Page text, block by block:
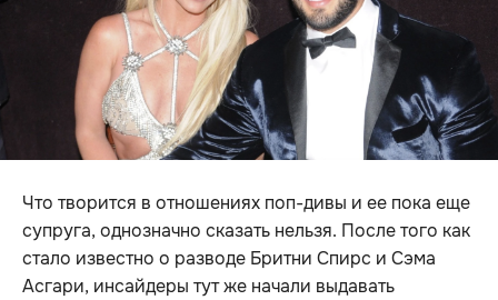
Что творится в отношениях поп-дивы и ее пока еще
супруга, однозначно сказать нельзя. После того как
стало известно о разводе Бритни Спирс и Сэма
Асгари, инсайдеры тут же начали выдавать